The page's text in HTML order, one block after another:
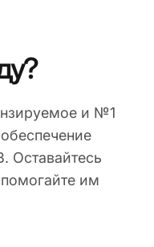
и №1
Оставайтесь
им